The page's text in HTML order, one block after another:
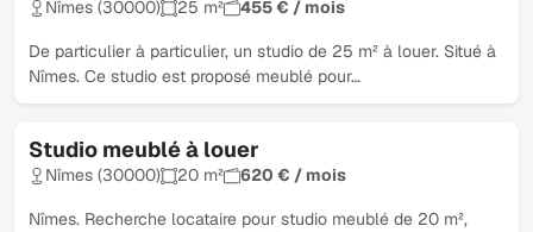
Nîmes (30000) 25 m² 455 € / mois
De particulier à particulier, un studio de 25 m² à louer. Situé à
Nîmes. Ce studio est proposé meublé pour…
Studio meublé à louer
Nîmes (30000) 20 m² 620 € / mois
Nîmes. Recherche locataire pour studio meublé de 20 m²,